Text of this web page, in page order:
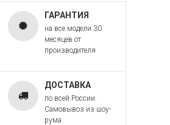
ГАРАНТИЯ
на все модели 30
месяцев от
производителя
ДОСТАВКА
по всей России.
Самовывоз из шоу-
рума